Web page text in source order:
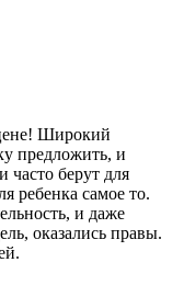
Широкий
предложить, и
часто берут для
ребенка самое то.
и даже
оказались правы.